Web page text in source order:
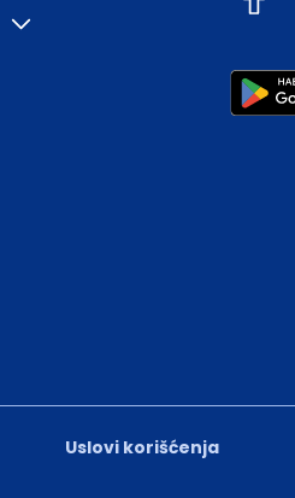
Uslovi korišćenja